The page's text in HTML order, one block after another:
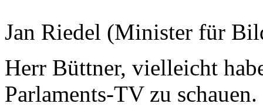
Jan Riedel (Minister für
Herr Büttner, vielleicht
Parlaments-TV zu